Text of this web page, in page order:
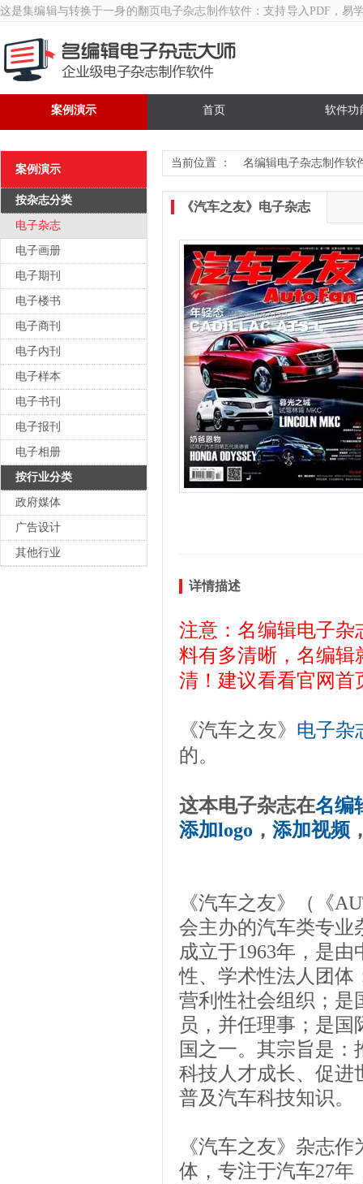
这是集编辑与转换于一身的翻页 电子杂志制作软件 ：支持导入PDF，易
首页
案例演示 软件功
案例演示
按杂志分类
电子杂志
电子画册
电子期刊
电子楼书
电子商刊
电子内刊
电子样本
电子书刊
电子报刊
电子相册
按行业分类
政府媒体
广告设计
其他行业
当前位置 ： 名编辑电子杂志制作软
《汽车之友》电子杂志
详情描述
注意：名编辑电子杂
料有多清晰，名编辑
清！建议看看官网首
《汽车之友》 电子杂
的。
这本电子杂志在名编
添加logo ， 添加视频
《汽车之友》（《
会主办的汽车类专业
成立于1963年，是
性、学术性法人团体
营利性社会组织；是
员，并任理事；是
国之一。其宗旨是
科技人才成长、促进
普及汽车科技知识。
《汽车之友》杂志
体，专注于汽车27